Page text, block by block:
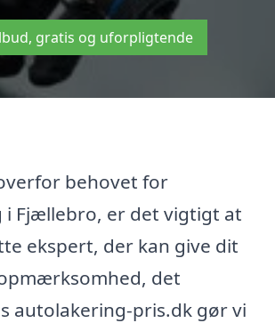
gratis og uforpligtende
behovet for
i Fjællebro, er det vigtigt at
ekspert, der kan give dit
det
autolakering-pris.dk gør vi